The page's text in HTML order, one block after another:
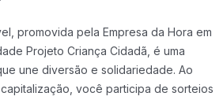
promovida pela Empresa da Hora em
Projeto Criança Cidadã, é uma
une diversão e solidariedade. Ao
você participa de sorteios